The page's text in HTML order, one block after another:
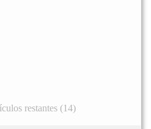
restantes (14)